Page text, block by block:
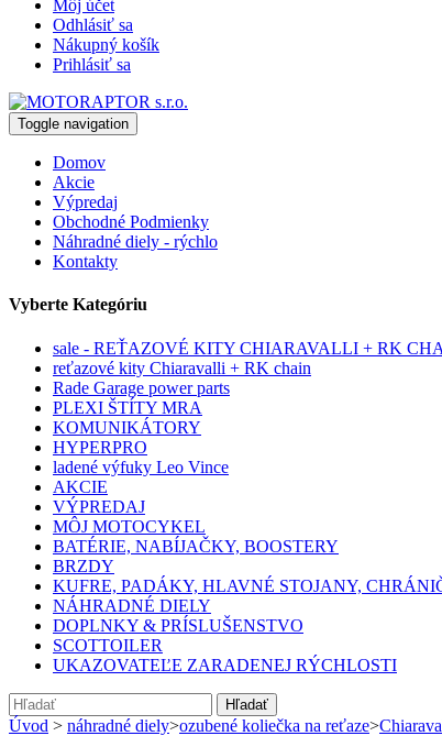
Môj účet
Odhlásiť sa
Nákupný košík
Prihlásiť sa
Toggle navigation
Domov
Akcie
Výpredaj
Obchodné Podmienky
Náhradné diely - rýchlo
Kontakty
Vyberte Kategóriu
sale - REŤAZOVÉ KITY CHIARAVALLI + RK
reťazové kity Chiaravalli + RK chain
Rade Garage power parts
PLEXI ŠTÍTY MRA
KOMUNIKÁTORY
HYPERPRO
ladené výfuky Leo Vince
AKCIE
VÝPREDAJ
MÔJ MOTOCYKEL
BATÉRIE, NABÍJAČKY, BOOSTERY
BRZDY
KUFRE, PADÁKY, HLAVNÉ STOJANY,
NÁHRADNÉ DIELY
DOPLNKY & PRÍSLUŠENSTVO
SCOTTOILER
UKAZOVATEĽE ZARADENEJ RÝCHLOSTI
Hľadať
Úvod > náhradné diely>ozubené koliečka na reťaze>